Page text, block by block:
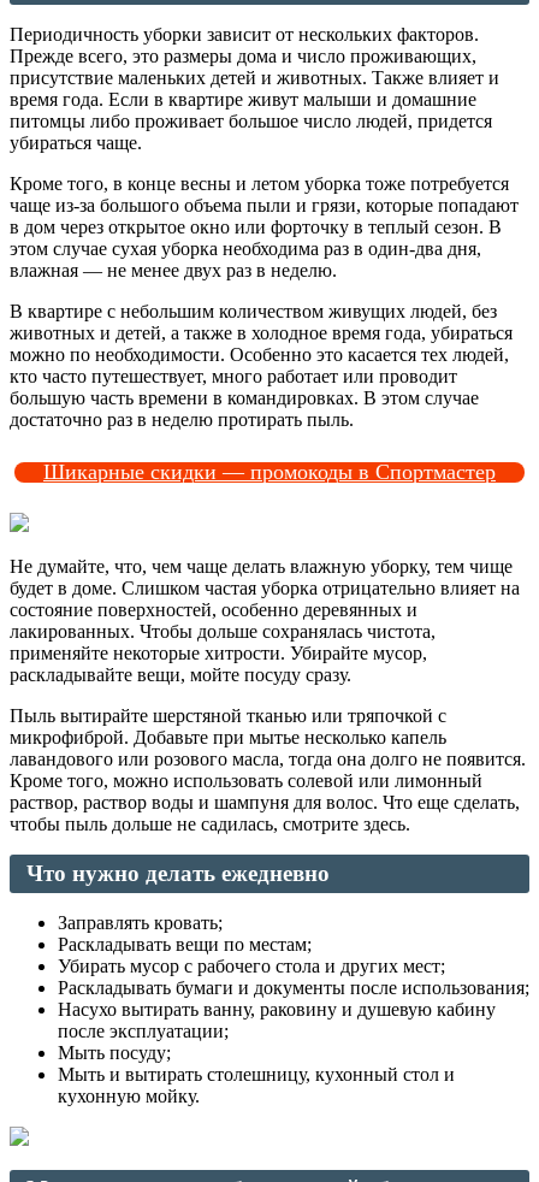
Периодичность уборки зависит от нескольких факторов.
Прежде всего, это размеры дома и число проживающих,
присутствие маленьких детей и животных. Также влияет и
время года. Если в квартире живут малыши и домашние
питомцы либо проживает большое число людей, придется
убираться чаще.
Кроме того, в конце весны и летом уборка тоже потребуется
чаще из-за большого объема пыли и грязи, которые попадают
в дом через открытое окно или форточку в теплый сезон. В
этом случае сухая уборка необходима раз в один-два дня,
влажная — не менее двух раз в неделю.
В квартире с небольшим количеством живущих людей, без
животных и детей, а также в холодное время года, убираться
можно по необходимости. Особенно это касается тех людей,
кто часто путешествует, много работает или проводит
большую часть времени в командировках. В этом случае
достаточно раз в неделю протирать пыль.
Шикарные скидки — промокоды в Спортмастер
Не думайте, что, чем чаще делать влажную уборку, тем чище
будет в доме. Слишком частая уборка отрицательно влияет на
состояние поверхностей, особенно деревянных и
лакированных. Чтобы дольше сохранялась чистота,
применяйте некоторые хитрости. Убирайте мусор,
раскладывайте вещи, мойте посуду сразу.
Пыль вытирайте шерстяной тканью или тряпочкой с
микрофиброй. Добавьте при мытье несколько капель
лавандового или розового масла, тогда она долго не появится.
Кроме того, можно использовать солевой или лимонный
раствор, раствор воды и шампуня для волос. Что еще сделать,
чтобы пыль дольше не садилась, смотрите здесь.
Что нужно делать ежедневно
Заправлять кровать;
Раскладывать вещи по местам;
Убирать мусор с рабочего стола и других мест;
Раскладывать бумаги и документы после использования;
Насухо вытирать ванну, раковину и душевую кабину
после эксплуатации;
Мыть посуду;
Мыть и вытирать столешницу, кухонный стол и
кухонную мойку.